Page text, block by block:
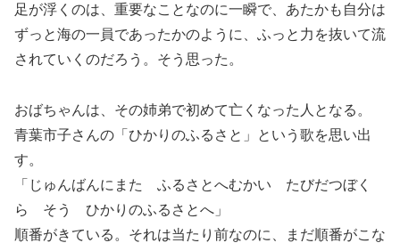
足が浮くのは、重要なことなのに一瞬で、あたかも自分は
ずっと海の一員であったかのように、ふっと力を抜いて流
されていくのだろう。そう思った。
おばちゃんは、その姉弟で初めて亡くなった人となる。
青葉市子さんの「ひかりのふるさと」という歌を思い出
す。
「じゅんばんにまた ふるさとへむかい たびだつぼく
ら そう ひかりのふるさとへ」
順番がきている。それは当たり前なのに、まだ順番がこな